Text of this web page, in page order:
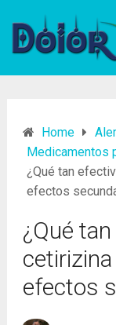
Home
Medicamentos
¿Qué tan
efectos
¿Qué
efectos